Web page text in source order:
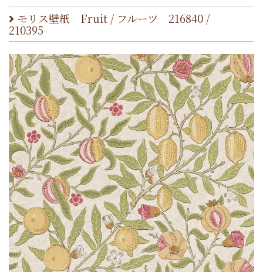
モリス壁紙 Fruit / フルーツ 216840 /
210395